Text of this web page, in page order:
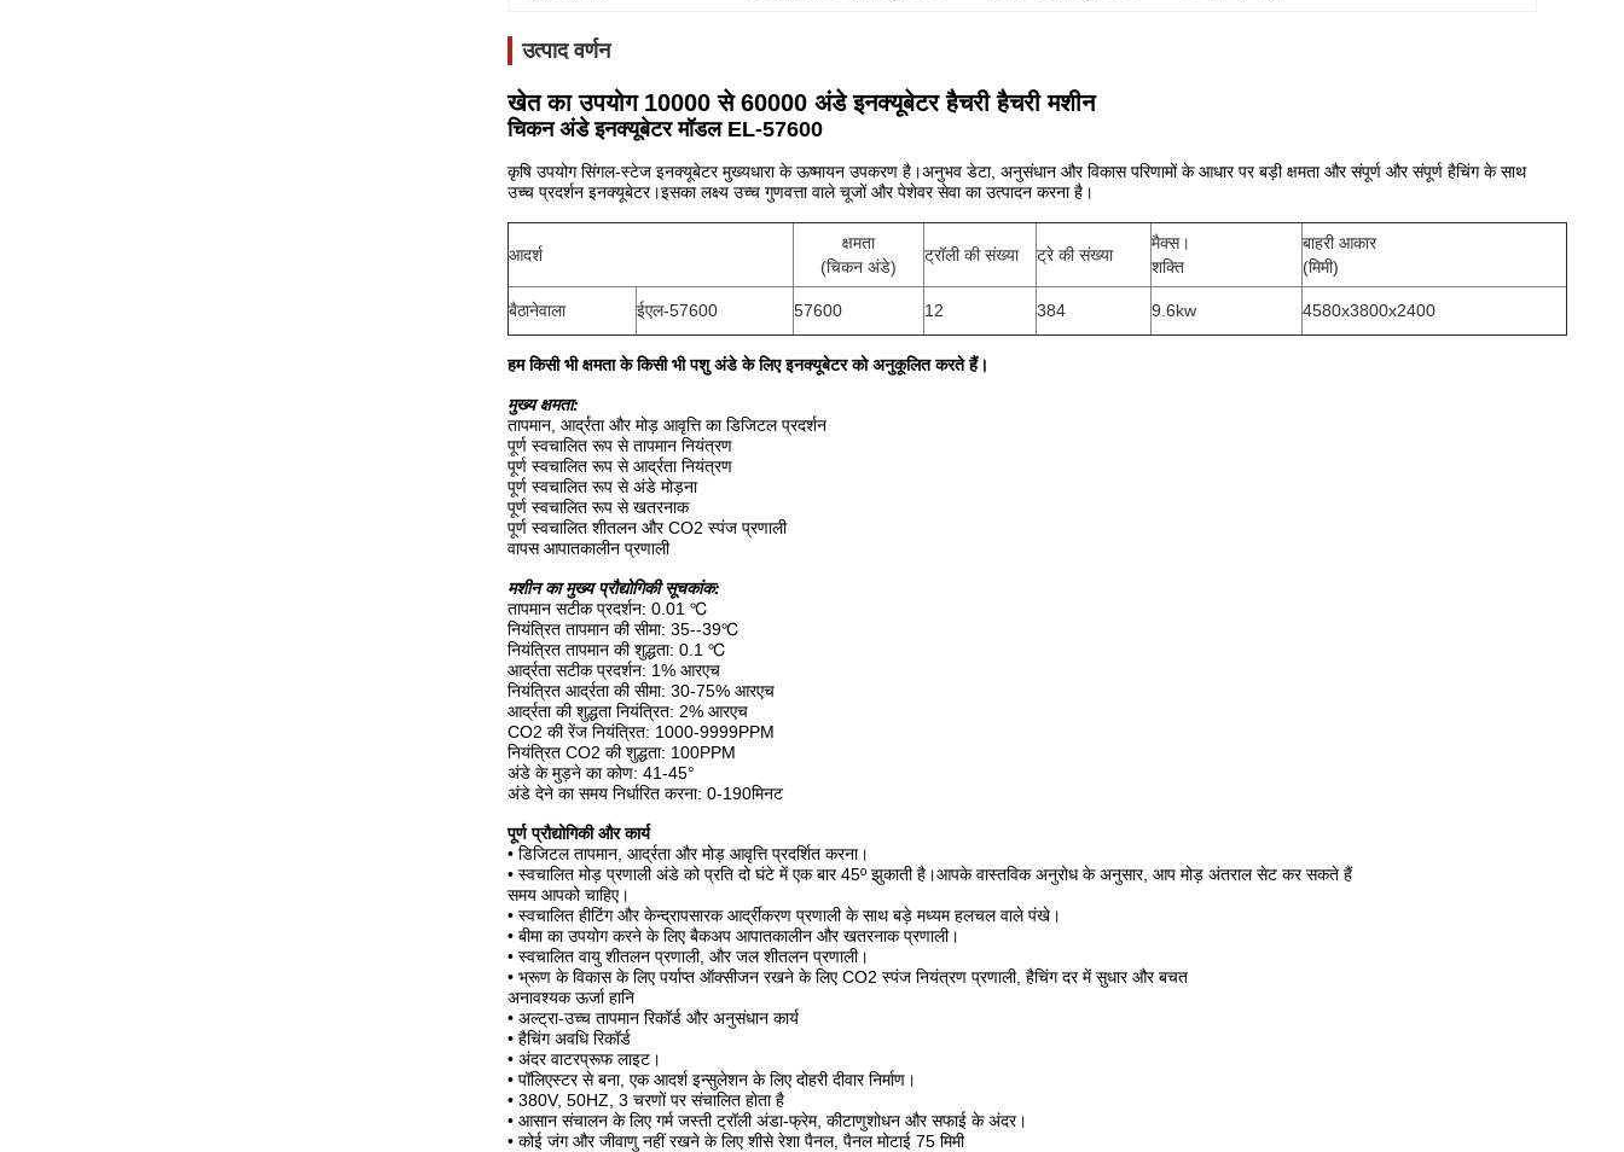
उत्पाद वर्णन
खेत का उपयोग 10000 से 60000 अंडे इनक्यूबेटर हैचरी हैचरी मशीन
चिकन अंडे इनक्यूबेटर मॉडल EL-57600
कृषि उपयोग सिंगल-स्टेज इनक्यूबेटर मुख्यधारा के ऊष्मायन उपकरण है।अनुभव डेटा, अनुसंधान और विकास परिणामों के आधार पर बड़ी क्षमता और संपूर्ण और संपूर्ण हैचिंग के साथ
उच्च प्रदर्शन इनक्यूबेटर।इसका लक्ष्य उच्च गुणवत्ता वाले चूजों और पेशेवर सेवा का उत्पादन करना है।
आदर्श
क्षमता
(चिकन अंडे)
ट्रॉली की संख्या ट्रे की संख्या
मैक्स।
शक्ति
बाहरी आकार
(मिमी)
बैठानेवाला ईएल-57600 57600 12 384 9.6kw 4580x3800x2400
हम किसी भी क्षमता के किसी भी पशु अंडे के लिए इनक्यूबेटर को अनुकूलित करते हैं।
मुख्य क्षमता:
तापमान, आर्द्रता और मोड़ आवृत्ति का डिजिटल प्रदर्शन
पूर्ण स्वचालित रूप से तापमान नियंत्रण
पूर्ण स्वचालित रूप से आर्द्रता नियंत्रण
पूर्ण स्वचालित रूप से अंडे मोड़ना
पूर्ण स्वचालित रूप से खतरनाक
पूर्ण स्वचालित शीतलन और CO2 स्पंज प्रणाली
वापस आपातकालीन प्रणाली
मशीन का मुख्य प्रौद्योगिकी सूचकांक:
तापमान सटीक प्रदर्शन: 0.01 ℃
नियंत्रित तापमान की सीमा: 35--39℃
नियंत्रित तापमान की शुद्धता: 0.1 ℃
आर्द्रता सटीक प्रदर्शन: 1% आरएच
नियंत्रित आर्द्रता की सीमा: 30-75% आरएच
आर्द्रता की शुद्धता नियंत्रित: 2% आरएच
CO2 की रेंज नियंत्रित: 1000-9999PPM
नियंत्रित CO2 की शुद्धता: 100PPM
अंडे के मुड़ने का कोण: 41-45°
अंडे देने का समय निर्धारित करना: 0-190मिनट
पूर्ण प्रौद्योगिकी और कार्य
• डिजिटल तापमान, आर्द्रता और मोड़ आवृत्ति प्रदर्शित करना।
• स्वचालित मोड़ प्रणाली अंडे को प्रति दो घंटे में एक बार 45º झुकाती है।आपके वास्तविक अनुरोध के अनुसार, आप मोड़ अंतराल सेट कर सकते हैं
समय आपको चाहिए।
• स्वचालित हीटिंग और केन्द्रापसारक आर्द्रीकरण प्रणाली के साथ बड़े मध्यम हलचल वाले पंखे।
• बीमा का उपयोग करने के लिए बैकअप आपातकालीन और खतरनाक प्रणाली।
• स्वचालित वायु शीतलन प्रणाली, और जल शीतलन प्रणाली।
• भ्रूण के विकास के लिए पर्याप्त ऑक्सीजन रखने के लिए CO2 स्पंज नियंत्रण प्रणाली, हैचिंग दर में सुधार और बचत
अनावश्यक ऊर्जा हानि
• अल्ट्रा-उच्च तापमान रिकॉर्ड और अनुसंधान कार्य
• हैचिंग अवधि रिकॉर्ड
• अंदर वाटरप्रूफ लाइट।
• पॉलिएस्टर से बना, एक आदर्श इन्सुलेशन के लिए दोहरी दीवार निर्माण।
• 380V, 50HZ, 3 चरणों पर संचालित होता है
• आसान संचालन के लिए गर्म जस्ती ट्रॉली अंडा-फ्रेम, कीटाणुशोधन और सफाई के अंदर।
• कोई जंग और जीवाणु नहीं रखने के लिए शीसे रेशा पैनल, पैनल मोटाई 75 मिमी